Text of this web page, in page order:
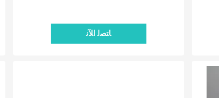
ﺎﺘﺼﻟ ﺍﻶﻧ